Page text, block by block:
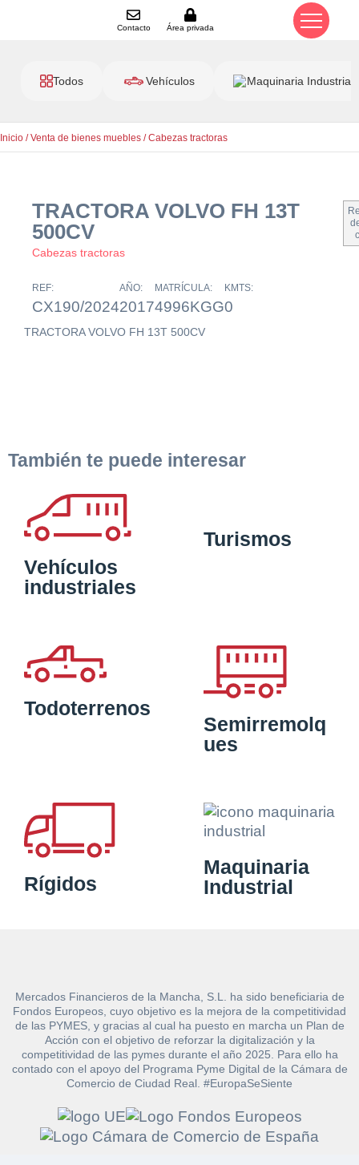
Contacto Área privada
Todos Vehículos Maquinaria Industrial
Inicio /Venta de bienes muebles /Cabezas tractoras
TRACTORA VOLVO FH 13T
500CV
Cabezas tractoras
REF:
CX190/2024
AÑO:
2017
MATRÍCULA:
4996KGG
KMTS:
0
TRACTORA VOLVO FH 13T 500CV
También te puede interesar
Vehículos
industriales
Turismos
Todoterrenos
Semirremolq
ues
Rígidos
Maquinaria
Industrial
Mercados Financieros de la Mancha, S.L. ha sido beneficiaria de
Fondos Europeos, cuyo objetivo es la mejora de la competitividad
de las PYMES, y gracias al cual ha puesto en marcha un Plan de
Acción con el objetivo de reforzar la digitalización y la
competitividad de las pymes durante el año 2025. Para ello ha
contado con el apoyo del Programa Pyme Digital de la Cámara de
Comercio de Ciudad Real. #EuropaSeSiente